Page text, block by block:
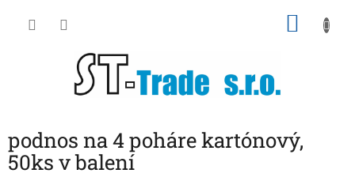
podnos na 4 poháre kartónový,
50ks v balení